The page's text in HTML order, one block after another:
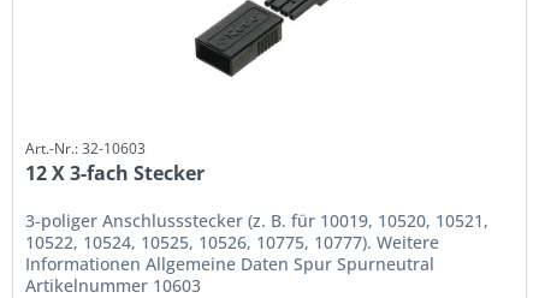
Art.-Nr.: 32-10603
12 X 3-fach Stecker
3-poliger Anschlussstecker (z. B. für 10019, 10520, 10521,
10522, 10524, 10525, 10526, 10775, 10777). Weitere
Informationen Allgemeine Daten Spur Spurneutral
Artikelnummer 10603